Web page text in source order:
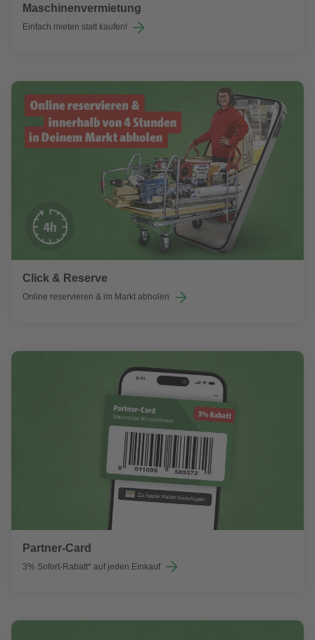
Maschinenvermietung
Einfach mieten statt kaufen!
Click & Reserve
Online reservieren & im Markt abholen
Partner-Card
3% Sofort-Rabatt* auf jeden Einkauf